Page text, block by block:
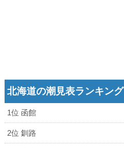
北海道の潮見表ランキング
1位 函館
2位 釧路